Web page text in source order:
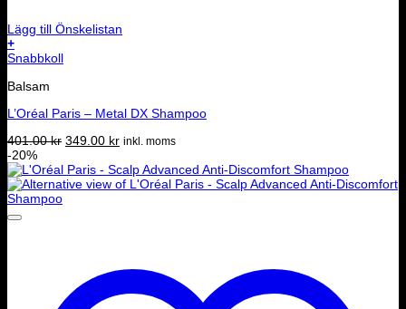
Lägg till Önskelistan
+
Snabbkoll
Balsam
L’Oréal Paris – Metal DX Shampoo
401.00kr Det
priset
var:
349.00 krDet
priset
är:
inkl. moms
-20%